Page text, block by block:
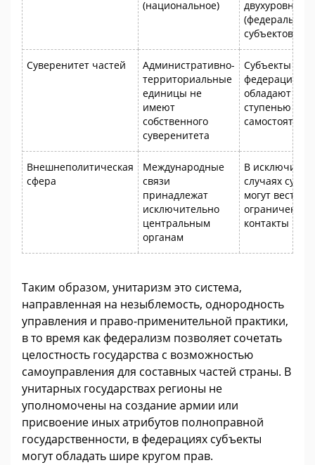
(национальное)
(федеральное
субъектов)
Суверенитет частей
Административно-
территориальные
единицы не
имеют
собственного
суверенитета
Субъекты
федерации
обладают
ступенью
Внешнеполитическая
сфера
Международные
связи
принадлежат
исключительно
центральным
органам
В
случаях
могут вести
контакты
Таким образом, унитаризм это система,
направленная на незыблемость, однородность
управления и право-применительной практики,
в то время как федерализм позволяет сочетать
целостность государства с возможностью
самоуправления для составных частей страны. В
унитарных государствах регионы не
уполномочены на создание армии или
присвоение иных атрибутов полноправной
государственности, в федерациях субъекты
могут обладать шире кругом прав.